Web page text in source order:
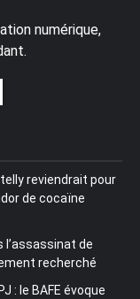
numérique,
reviendrait pour
de cocaïne
de
recherché
: le BAFE évoque